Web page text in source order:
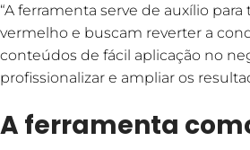
“A ferramenta serve de auxílio
vermelho e buscam reverter a
conteúdos de fácil aplicação no
profissionalizar e ampliar os
A ferramenta